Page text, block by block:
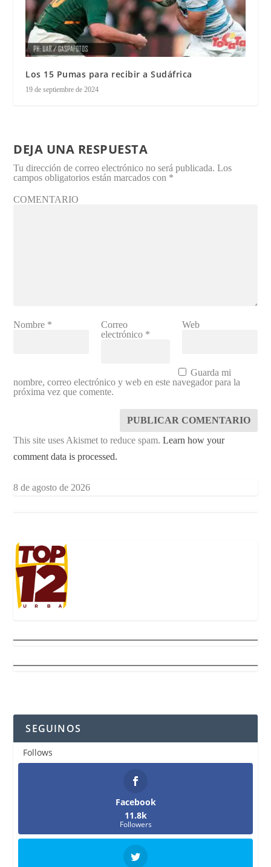
Los 15 Pumas para recibir a Sudáfrica
19 de septiembre de 2024
DEJA UNA RESPUESTA
Tu dirección de correo electrónico no será publicada. Los
campos obligatorios están marcados con *
COMENTARIO
Nombre *
Correo
electrónico *
Web
Guarda mi
nombre, correo electrónico y web en este navegador para la
próxima vez que comente.
This site uses Akismet to reduce spam.Learn how your
comment data is processed.
8 de agosto de 2026
SEGUINOS
Follows
Facebook
11.8k
Followers